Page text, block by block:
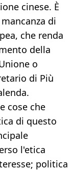
cinese. È
di
che renda
della
o
di Più
cose che
di questo
l'etica
politica